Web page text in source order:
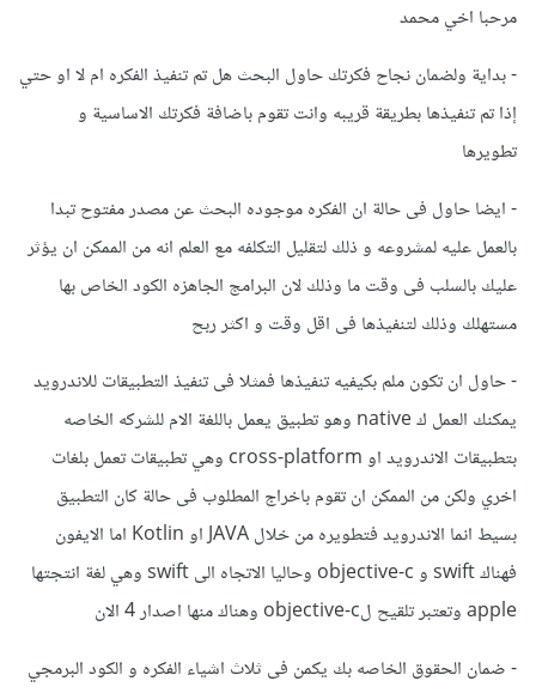
مرحبا اخي محمد
- بداية ولضمان نجاح فكرتك حاول البحث هل تم تنفيذ الفكره ام لا او حتي
إذا تم تنفيذها بطريقة قريبه وانت تقوم باضافة فكرتك الاساسية و
تطويرها
- ايضا حاول فى حالة ان الفكره موجوده البحث عن مصدر مفتوح تبدا
بالعمل عليه لمشروعه و ذلك لتقليل التكلفه مع العلم انه من الممكن ان يؤثر
عليك بالسلب فى وقت ما وذلك لان البرامج الجاهزه الكود الخاص بها
مستهلك وذلك لتنفيذها فى اقل وقت و اكثر ربح
- حاول ان تكون ملم بكيفيه تنفيذها فمثلا فى تنفيذ التطبيقات للاندرويد
يمكنك العمل ك native وهو تطبيق يعمل باللغة الام للشركه الخاصه
بتطبيقات الاندرويد او cross-platform وهي تطبيقات تعمل بلغات
اخري ولكن من الممكن ان تقوم باخراج المطلوب فى حالة كان التطبيق
بسيط انما الاندرويد فتطويره من خلال JAVA او Kotlin اما الايفون
فهناك swift و objective-c وحاليا الاتجاه الى swift وهي لغة انتجتها
apple وتعتبر تلقيح لobjective-c وهناك منها اصدار 4 الان
- ضمان الحقوق الخاصه بك يكمن فى ثلاث اشياء الفكره و الكود البرمجي